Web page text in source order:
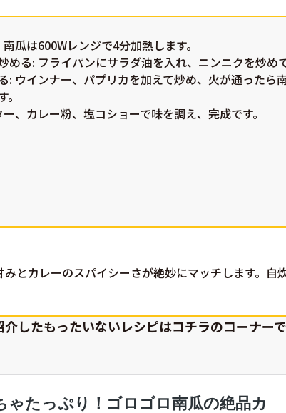
南瓜は600Wレンジで4分加熱します。
める: フライパンにサラダ油を入れ、ニンニクを炒め
: ウインナー、パプリカを加えて炒め、火が通ったら
ー、カレー粉、塩コショーで味を調え、完成です。
みとカレーのスパイシーさが絶妙にマッチします。自
介したもったいないレシピはコチラのコーナーで